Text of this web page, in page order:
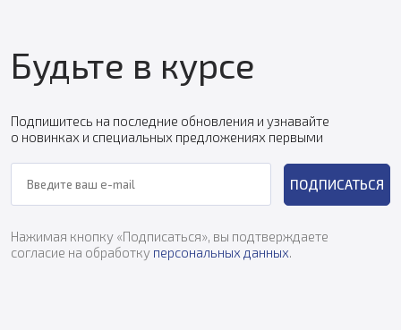
Будьте в курсе
Подпишитесь на последние обновления и узнавайте
о новинках и специальных предложениях первыми
ПОДПИСАТЬСЯ
Нажимая кнопку «Подписаться», вы подтверждаете
согласие на обработку персональных данных.